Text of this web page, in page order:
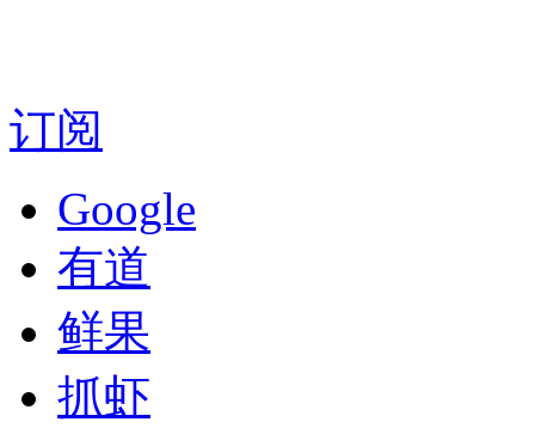
订阅
Google
有道
鲜果
抓虾